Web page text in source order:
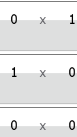
0 x 1
1 x 0
0 x 0